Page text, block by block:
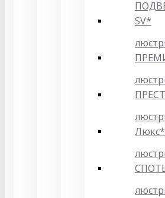
SV*
Люкс*